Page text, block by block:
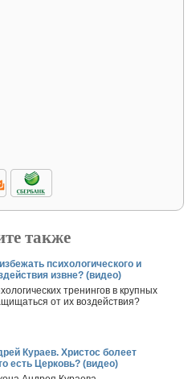
также
психологического и
извне? (видео)
тренингов в крупных
от их воздействия?
Кураев. Христос болеет
есть Церковь? (видео)